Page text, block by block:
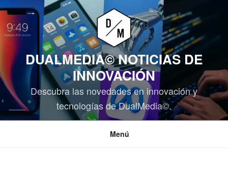
Saltar
contenido
DUALMEDIA© NOTICIAS DE
INNOVACIÓN
Descubra las novedades en innovación y
tecnologías de DualMedia©.
Menú